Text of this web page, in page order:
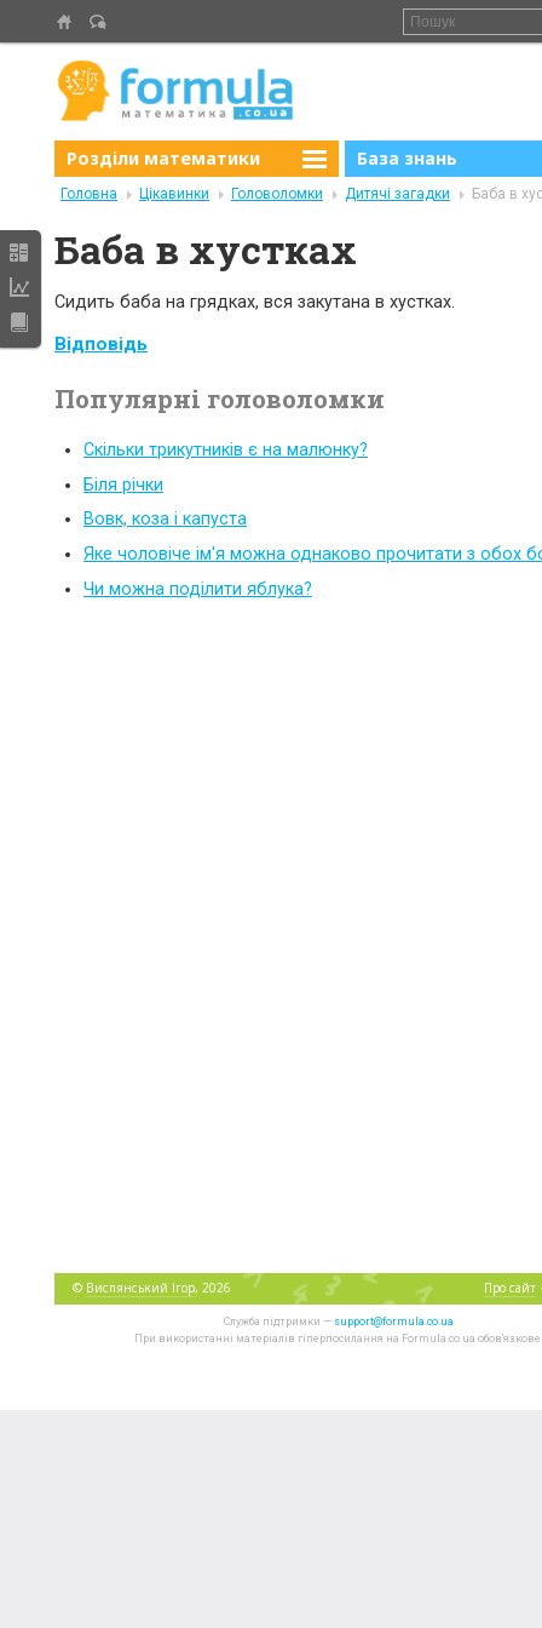
Розділи математики База знань
Головна Цікавинки Головоломки Дитячі загадки Баба в
Баба в хустках
Сидить баба на грядках, вся закутана в хустках.
Відповідь
Популярні головоломки
Скільки трикутників є на малюнку?
Біля річки
Вовк, коза і капуста
Яке чоловіче ім'я можна однаково прочитати з обох
Чи можна поділити яблука?
© Виспянський Ігор, 2026 Про сайт
Служба підтримки — support@formula.co.ua
При використанні матеріалів гіперпосилання на Formula.co.ua обов'язкове.